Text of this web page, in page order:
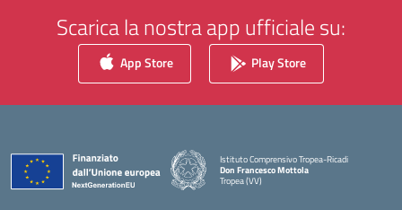
Scarica la nostra app ufficiale su:
App Store Play Store
Istituto Comprensivo Tropea-Ricadi
Don Francesco Mottola
Tropea (VV)
— Visita la pagina iniziale della scuola